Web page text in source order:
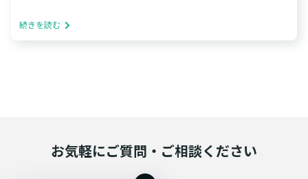
続きを読む
お気軽にご質問・ご相談ください